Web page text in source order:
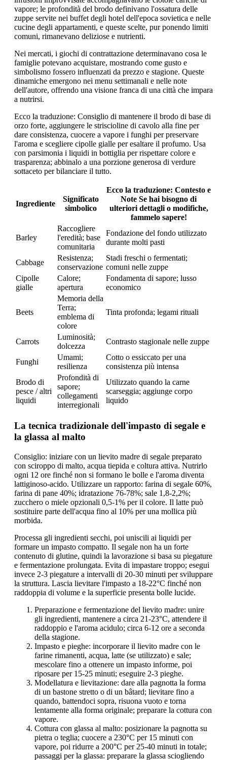
vapore; le profondità del brodo definivano l'ossatura delle
zuppe servite nei buffet degli hotel dell'epoca sovietica e nelle
cucine degli appartamenti, e queste scelte, pur ponendo limiti
comuni, rimanevano deliziose e nutrienti.
Nei mercati, i giochi di contrattazione determinavano cosa le
famiglie potevano acquistare, mostrando come gusto e
simbolismo fossero influenzati da prezzo e stagione. Queste
dinamiche emergono nei menu settimanali e nelle note
dell'autore, offrendo una visione franca di una città che impara
a nutrirsi.
Ecco la traduzione: Consiglio di mantenere il brodo di base di
orzo forte, aggiungere le striscioline di cavolo alla fine per
dare consistenza, cuocere a vapore i funghi per preservare
l'aroma e scegliere cipolle gialle per esaltare il profumo. Usa
con parsimonia i liquidi in bottiglia per rispettare colore e
trasparenza; abbinalo a una porzione generosa di verdure
sottaceto per bilanciare il tutto.
Ingrediente
Significato
simbolico
Ecco la traduzione: Contesto e
Note Se hai bisogno di
ulteriori dettagli o modifiche,
fammelo sapere!
Barley
Raccogliere
l'eredità; base
comunitaria
Fondazione del fondo utilizzato
durante molti pasti
Cabbage
Resistenza;
conservazione
Stadi freschi o fermentati;
comuni nelle zuppe
Cipolle
gialle
Calore;
apertura
Fondamenta di sapore; lusso
economico
Beets
Memoria della
Terra;
emblema di
colore
Tinta profonda; legami rituali
Carrots
Luminosità;
dolcezza
Contrasto stagionale nelle zuppe
Funghi
Umami;
resilienza
Cotto o essiccato per una
consistenza più intensa
Brodo di
pesce / altri
liquidi
Profondità di
sapore;
collegamenti
interregionali
Utilizzato quando la carne
scarseggia; aggiunge corpo
liquido
La tecnica tradizionale dell'impasto di segale e
la glassa al malto
Consiglio: iniziare con un lievito madre di segale preparato
con sciroppo di malto, acqua tiepida e coltura attiva. Nutrirlo
ogni 12 ore finché non si formano le bolle e l'aroma diventa
lattiginoso-acido. Utilizzare un rapporto: farina di segale 60%,
farina di pane 40%; idratazione 76-78%; sale 1,8-2,2%;
zucchero o miele opzionali 0,5-1% per il colore. Il latte può
sostituire parte dell'acqua fino al 10% per una mollica più
morbida.
Processa gli ingredienti secchi, poi uniscili ai liquidi per
formare un impasto compatto. Il segale non ha un forte
contenuto di glutine, quindi la lavorazione si basa su piegature
e fermentazione prolungata. Evita di impastare troppo; esegui
invece 2-3 piegature a intervalli di 20-30 minuti per sviluppare
la struttura. Lascia lievitare l'impasto a 18-22°C finché non
raddoppia di volume e la superficie presenta bolle lucide.
Preparazione e fermentazione del lievito madre: unire
gli ingredienti, mantenere a circa 21-23°C, attendere il
raddoppio e l'aroma acidulo; circa 6-12 ore a seconda
della stagione.
Impasto e pieghe: incorporare il lievito madre con le
farine rimanenti, acqua, latte (se utilizzato) e sale;
mescolare fino a ottenere un impasto informe, poi
riposare per 15-25 minuti; eseguire 2-3 pieghe.
Modellatura e lievitazione: dare alla pagnotta la forma
di un bastone stretto o di un bâtard; lievitare fino a
quando, battendoci sopra, risuona vuoto e torna
lentamente alla forma originale; preparare la cottura con
vapore.
Cottura con glassa al malto: posizionare la pagnotta su
pietra o teglia; cuocere a 230°C per 15 minuti con
vapore, poi ridurre a 200°C per 25-40 minuti in totale;
passaggi per la glassa: preparare la glassa sciogliendo